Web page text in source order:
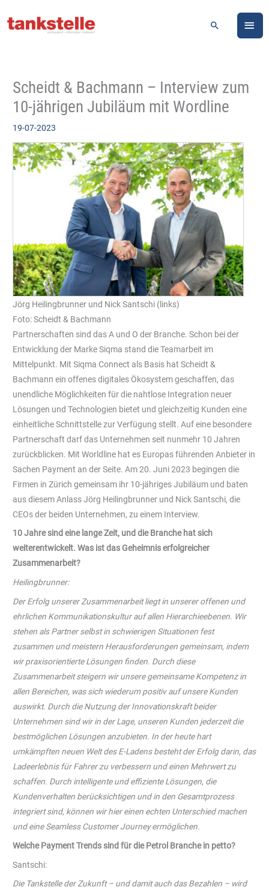
Inhalt
Suchen
Scheidt & Bachmann – Interview zum
10-jährigen Jubiläum mit Wordline
19-07-2023
Jörg Heilingbrunner und Nick Santschi (links)
Foto: Scheidt & Bachmann
Partnerschaften sind das A und O der Branche. Schon bei der
Entwicklung der Marke Siqma stand die Teamarbeit im
Mittelpunkt. Mit Siqma Connect als Basis hat Scheidt &
Bachmann ein offenes digitales Ökosystem geschaffen, das
unendliche Möglichkeiten für die nahtlose Integration neuer
Lösungen und Technologien bietet und gleichzeitig Kunden eine
einheitliche Schnittstelle zur Verfügung stellt. Auf eine besondere
Partnerschaft darf das Unternehmen seit nunmehr 10 Jahren
zurückblicken. Mit Worldline hat es Europas führenden Anbieter in
Sachen Payment an der Seite. Am 20. Juni 2023 begingen die
Firmen in Zürich gemeinsam ihr 10-jähriges Jubiläum und baten
aus diesem Anlass Jörg Heilingbrunner und Nick Santschi, die
CEOs der beiden Unternehmen, zu einem Interview.
10 Jahre sind eine lange Zeit, und die Branche hat sich
weiterentwickelt. Was ist das Geheimnis erfolgreicher
Zusammenarbeit?
Heilingbrunner:
Der Erfolg unserer Zusammenarbeit liegt in unserer offenen und
ehrlichen Kommunikationskultur auf allen Hierarchieebenen. Wir
stehen als Partner selbst in schwierigen Situationen fest
zusammen und meistern Herausforderungen gemeinsam, indem
wir praxisorientierte Lösungen finden. Durch diese
Zusammenarbeit steigern wir unsere gemeinsame Kompetenz in
allen Bereichen, was sich wiederum positiv auf unsere Kunden
auswirkt. Durch die Nutzung der Innovationskraft beider
Unternehmen sind wir in der Lage, unseren Kunden jederzeit die
bestmöglichen Lösungen anzubieten. In der heute hart
umkämpften neuen Welt des E-Ladens besteht der Erfolg darin, das
Ladeerlebnis für Fahrer zu verbessern und einen Mehrwert zu
schaffen. Durch intelligente und effiziente Lösungen, die
Kundenverhalten berücksichtigen und in den Gesamtprozess
integriert sind, können wir hier einen echten Unterschied machen
und eine Seamless Customer Journey ermöglichen.
Welche Payment Trends sind für die Petrol Branche in petto?
Santschi:
Die Tankstelle der Zukunft – und damit auch das Bezahlen – wird